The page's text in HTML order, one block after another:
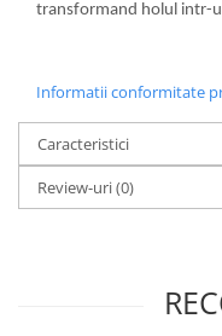
transformand holul intr-
Informatii conformitate
Caracteristici
Review-uri(0)